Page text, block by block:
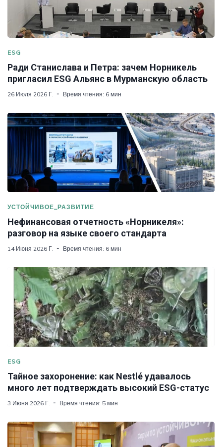
ESG
Ради Станислава и Петра: зачем Норникель
пригласил ESG Альянс в Мурманскую область
26 Июля 2026 Г. Время чтения: 6 мин
УСТОЙЧИВОЕ_РАЗВИТИЕ
Нефинансовая отчетность «Норникеля»:
разговор на языке своего стандарта
14 Июня 2026 Г. Время чтения: 6 мин
ESG
Тайное захоронение: как Nestlé удавалось
много лет подтверждать высокий ESG-статус
3 Июня 2026 Г. Время чтения: 5 мин